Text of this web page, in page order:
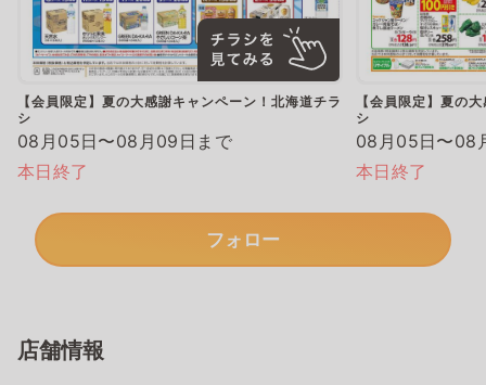
【会員限定】夏の大感謝キャンペーン！北海道チラ
シ
08月05日〜08月09日まで
本日終了
【会員限定】夏の
シ
08月05日〜08
本日終了
フォロー
店舗情報